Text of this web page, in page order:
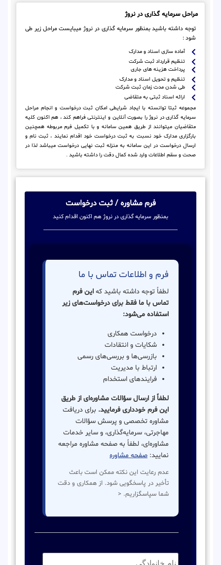
مراحل سرمایه گذاری در نروژ
توجه داشته باشید بمنظور سرمایه گذاری در نروژ میبایست مراحل زیر طی
شود :
آماده سازی اسناد و مدارک
تنظیم قرارداد ثبت شرکت
پرداخت هزینه های جاری
تنظیم و تحویل اسناد و مدارک
طی شدن مدت زمان ثبت شرکت
ارائه اسناد ثبتی به متقاضی
مجموعه ثبتا توانسته با ایجاد شرایطی امکان ثبت درخواست و انجام مراحل
سرمایه گذاری در نروژ را بصورت آنلاین و اینترنتی فراهم کند ، هم اکنون کلیه
متقاضیان میتوانند از طریق همین سامانه و با تکمیل فرم مربوطه همچنین
بارگزاری مدارک خود نسبت به ثبت درخواست خود اقدام نمایند ، ثبت نام و
ارسال درخواست در این سامانه به منزله ثبت نهایی درخواست میباشد لذا در
صحت و سقم اطلاعات وارد شده کمال دقت را داشته باشید .
فرم مشاوره / ثبت درخواست
بمنظور سرمایه گذاری در نروژ هم اکنون اقدام کنید
فرم و اطلاعات تماس با ما
لطفاً توجه داشته باشید که این فرم
تماس با ما فقط برای درخواست‌های زیر
استفاده می‌شود:
درخواست همکاری
شکایات و انتقادات
بازرسی‌ها و بررسی‌های رسمی
ارتباط با مدیریت
فرایندهای استخدام
لطفاً از ارسال سؤالات مشاوره‌ای از طریق
این فرم خودداری فرمایید. برای دریافت
مشاوره تخصصی و پرسش سؤالات
مهاجرتی، سرمایه‌گذاری، و سایر خدمات
مشاوره‌ای، لطفاً به صفحه مشاوره مراجعه
نمایید: صفحه مشاوره
عدم رعایت این نکته ممکن است باعث
تأخیر در پاسخگویی شود. از همکاری و دقت
شما سپاسگزاریم. <
نام
خانوادگی: *